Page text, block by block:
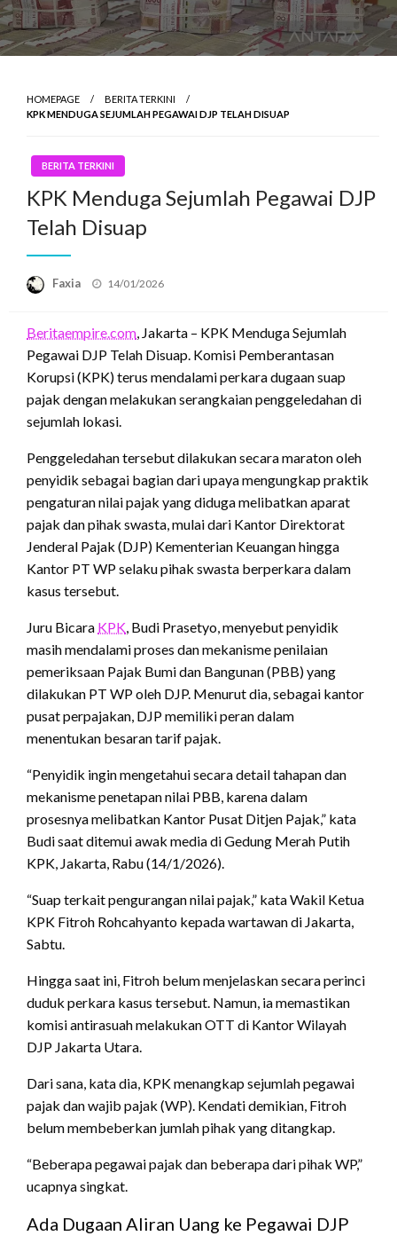
HOMEPAGE
BERITA TERKINI
KPK MENDUGA SEJUMLAH PEGAWAI DJP TELAH DISUAP
BERITA TERKINI
KPK Menduga Sejumlah Pegawai DJP
Telah Disuap
Faxia
Posted
14/01/2026
Beritaempire.com , Jakarta – KPK Menduga Sejumlah
Pegawai DJP Telah Disuap. Komisi Pemberantasan
Korupsi (KPK) terus mendalami perkara dugaan suap
pajak dengan melakukan serangkaian penggeledahan di
sejumlah lokasi.
Penggeledahan tersebut dilakukan secara maraton oleh
penyidik sebagai bagian dari upaya mengungkap praktik
pengaturan nilai pajak yang diduga melibatkan aparat
pajak dan pihak swasta, mulai dari Kantor Direktorat
Jenderal Pajak (DJP) Kementerian Keuangan hingga
Kantor PT WP selaku pihak swasta berperkara dalam
kasus tersebut.
Juru Bicara KPK , Budi Prasetyo, menyebut penyidik
masih mendalami proses dan mekanisme penilaian
pemeriksaan Pajak Bumi dan Bangunan (PBB) yang
dilakukan PT WP oleh DJP. Menurut dia, sebagai kantor
pusat perpajakan, DJP memiliki peran dalam
menentukan besaran tarif pajak.
“Penyidik ingin mengetahui secara detail tahapan dan
mekanisme penetapan nilai PBB, karena dalam
prosesnya melibatkan Kantor Pusat Ditjen Pajak,” kata
Budi saat ditemui awak media di Gedung Merah Putih
KPK, Jakarta, Rabu (14/1/2026).
“Suap terkait pengurangan nilai pajak,” kata Wakil Ketua
KPK Fitroh Rohcahyanto kepada wartawan di Jakarta,
Sabtu.
Hingga saat ini, Fitroh belum menjelaskan secara perinci
duduk perkara kasus tersebut. Namun, ia memastikan
komisi antirasuah melakukan OTT di Kantor Wilayah
DJP Jakarta Utara.
Dari sana, kata dia, KPK menangkap sejumlah pegawai
pajak dan wajib pajak (WP). Kendati demikian, Fitroh
belum membeberkan jumlah pihak yang ditangkap.
“Beberapa pegawai pajak dan beberapa dari pihak WP,”
ucapnya singkat.
Ada Dugaan Aliran Uang ke Pegawai DJP